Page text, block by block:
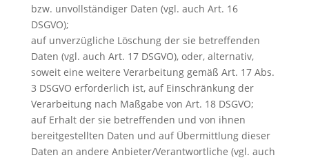
bzw. unvollständiger Daten (vgl. auch Art. 16
DSGVO);
auf unverzügliche Löschung der sie betreffenden
Daten (vgl. auch Art. 17 DSGVO), oder, alternativ,
soweit eine weitere Verarbeitung gemäß Art. 17 Abs.
3 DSGVO erforderlich ist, auf Einschränkung der
Verarbeitung nach Maßgabe von Art. 18 DSGVO;
auf Erhalt der sie betreffenden und von ihnen
bereitgestellten Daten und auf Übermittlung dieser
Daten an andere Anbieter/Verantwortliche (vgl. auch